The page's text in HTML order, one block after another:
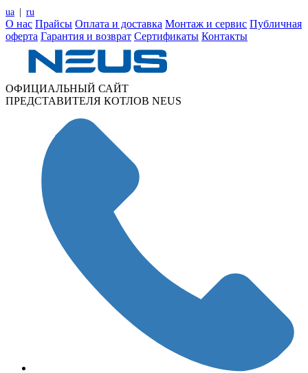
ua ru
О нас Прайсы Оплата и доставка Монтаж и сервис Публичная
оферта Гарантия и возврат Сертификаты Контакты
ОФИЦИАЛЬНЫЙ САЙТ
ПРЕДСТАВИТЕЛЯ КОТЛОВ NEUS